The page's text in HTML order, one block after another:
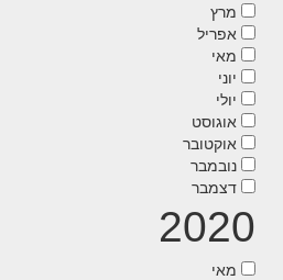
מרץ
אפריל
מאי
יוני
יולי
אוגוסט
אוקטובר
נובמבר
דצמבר
2020
מאי